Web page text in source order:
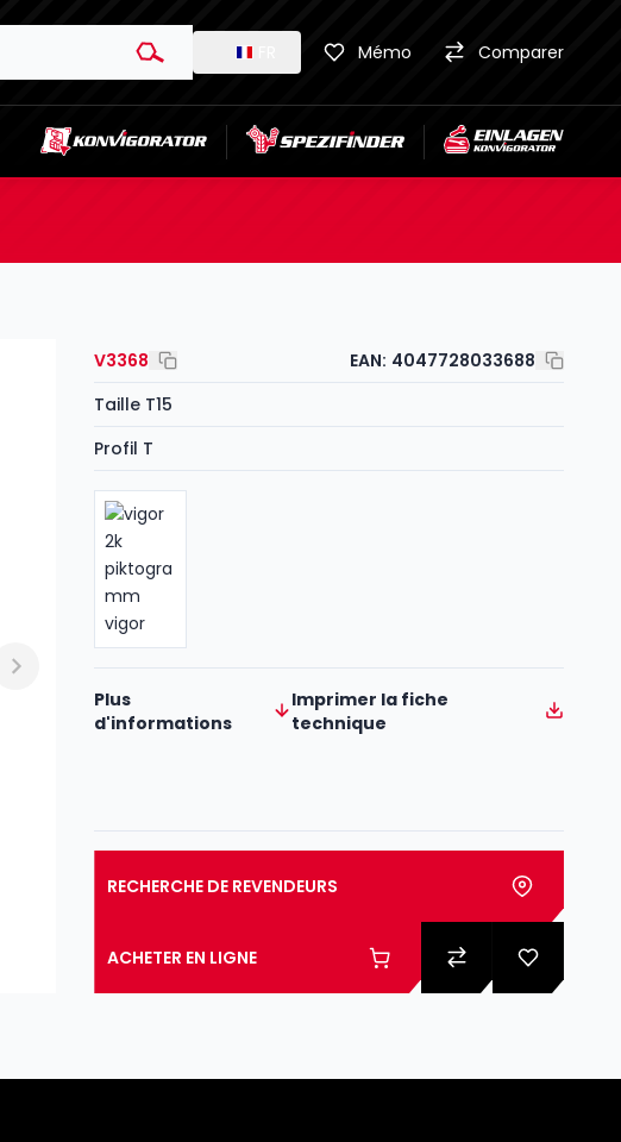
Mémo Comparer
V3368 EAN: 4047728033688
Taille T15
Profil T
Plus
d'informations
Imprimer la fiche
technique
RECHERCHE DE REVENDEURS
ACHETER EN LIGNE